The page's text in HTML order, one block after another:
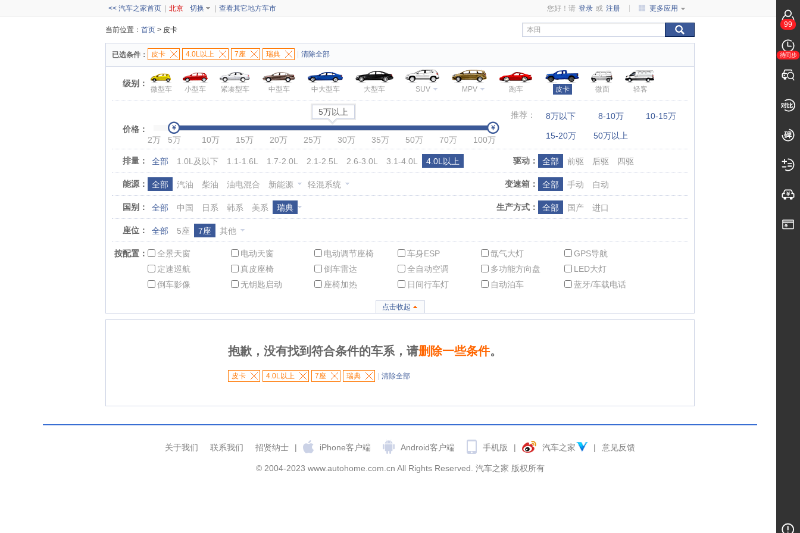
<< 汽车之家首页 北京 切换 查看其它地方车市 更多应用
您好！请 登录 或 注册
当前位置： 首页 > 皮卡
已选条件： 皮卡 4.0L以上 7座 瑞典 清除全部
级别：
微型车 小型车 紧凑型车 中型车 中大型车 大型车 SUV MPV 跑车 皮卡 微面 轻客
价格：
5万以上
2万 5万 10万 15万 20万 25万 30万 35万 50万 70万 100万
推荐： 8万以下 8-10万 10-15万
15-20万 50万以上
排量： 全部 1.0L及以下 1.1-1.6L 1.7-2.0L 2.1-2.5L 2.6-3.0L 3.1-4.0L 4.0L以上 驱动： 全部 前驱 后驱 四驱
能源： 全部 汽油 柴油 油电混合 新能源 轻混系统 变速箱： 全部 手动 自动
国别： 全部 中国 日系 韩系 美系 瑞典 生产方式： 全部 国产 进口
座位： 全部 5座 7座 其他
按配置： 全景天窗 电动天窗 电动调节座椅 车身ESP 氙气大灯
GPS导航
定速巡航
真皮座椅 倒车雷达 全自动空调 多功能方向盘
LED大灯
倒车影像
无钥匙启动 座椅加热 日间行车灯 自动泊车 蓝牙/车载电话
点击收起
抱歉，没有找到符合条件的车系，请删除一些条件。
皮卡 4.0L以上 7座 瑞典 清除全部
关于我们 联系我们 招贤纳士 | iPhone客户端 Android客户端 手机版 | 汽车之家 | 意见反馈
© 2004-2023 www.autohome.com.cn All Rights Reserved. 汽车之家 版权所有
99
待同步